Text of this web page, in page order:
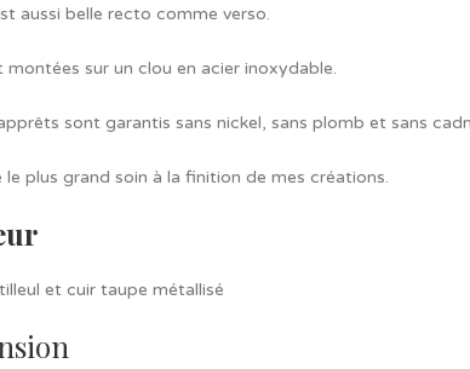
aussi belle recto comme verso.
montées sur un clou en acier inoxydable.
sont garantis sans nickel, sans plomb et sans
le plus grand soin à la finition de mes créations.
et cuir taupe métallisé